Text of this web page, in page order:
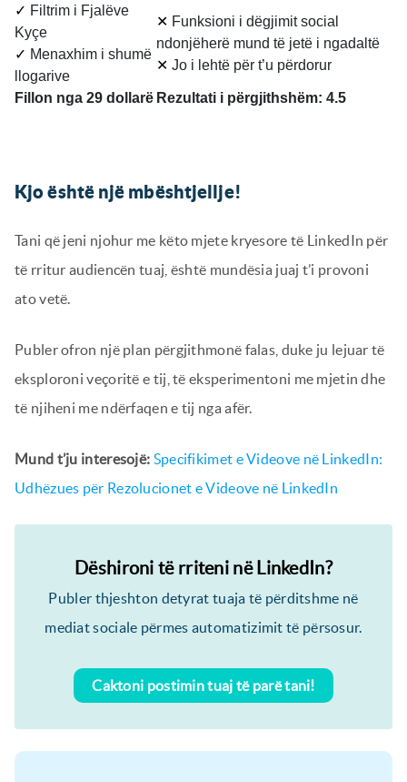
✓ Filtrim i Fjalëve
Kyçe
✓ Menaxhim i shumë
llogarive
✕ Funksioni i dëgjimit social
ndonjëherë mund të jetë i ngadaltë
✕ Jo i lehtë për t’u përdorur
Fillon nga 29 dollarë Rezultati i përgjithshëm: 4.5
Kjo është një mbështjellje!
Tani që jeni njohur me këto mjete kryesore të LinkedIn për
të rritur audiencën tuaj, është mundësia juaj t’i provoni
ato vetë.
Publer ofron një plan përgjithmonë falas, duke ju lejuar të
eksploroni veçoritë e tij, të eksperimentoni me mjetin dhe
të njiheni me ndërfaqen e tij nga afër.
Mund t’ju interesojë: Specifikimet e Videove në LinkedIn:
Udhëzues për Rezolucionet e Videove në LinkedIn
Dëshironi të rriteni në LinkedIn?
Publer thjeshton detyrat tuaja të përditshme në
mediat sociale përmes automatizimit të përsosur.
Caktoni postimin tuaj të parë tani!